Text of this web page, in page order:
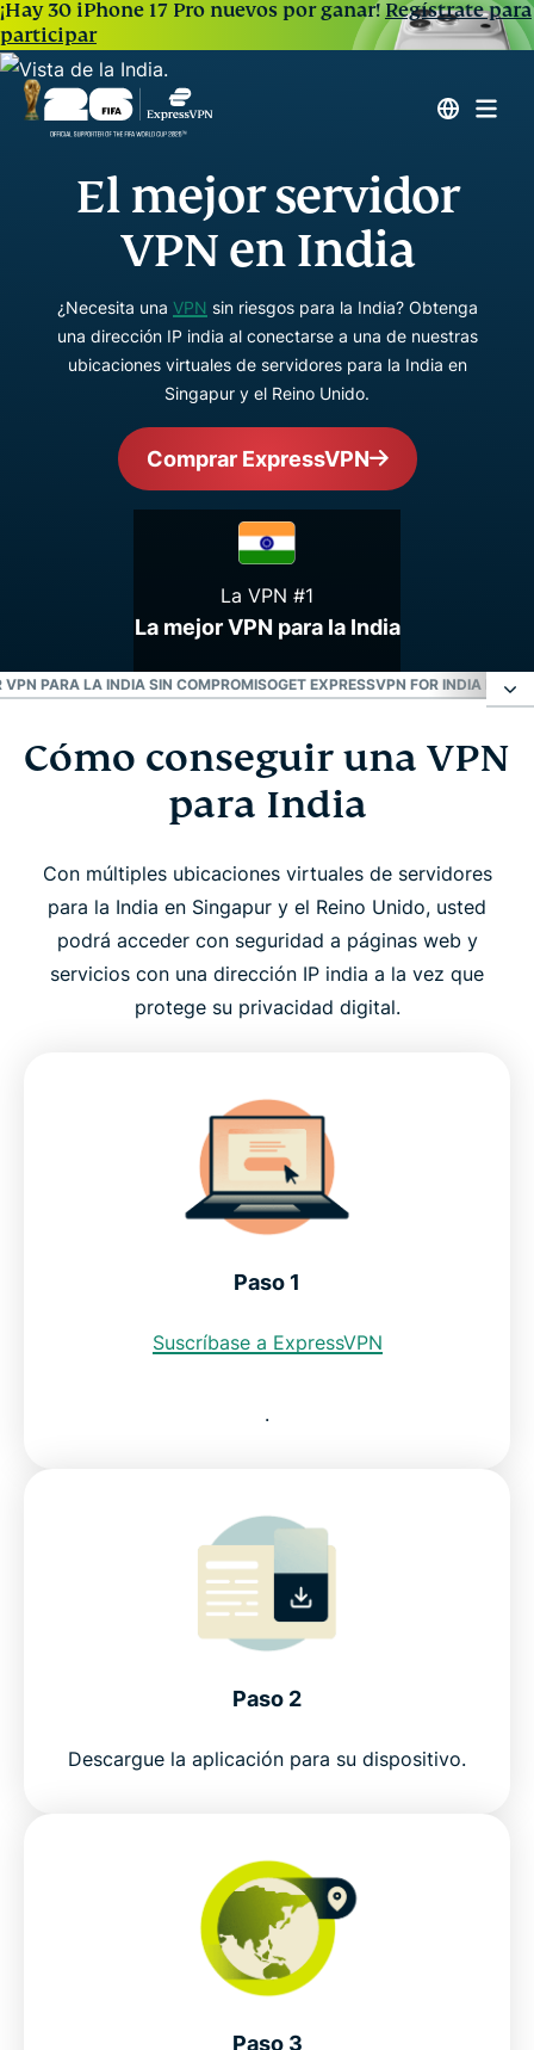
¡Hay 30 iPhone 17 Pro nuevos por ganar!Regístrate para
participar
El mejor servidor
VPN en India
¿Necesita una VPN sin riesgos para la India? Obtenga
una dirección IP india al conectarse a una de nuestras
ubicaciones virtuales de servidores para la India en
Singapur y el Reino Unido.
Comprar ExpressVPN
La VPN #1
La mejor VPN para la India
VPN PARA LA INDIA SIN COMPROMISOGET EXPRESSVPN FOR INDIA IN 3
Cómo conseguir una VPN para India
Servidores VPN para la India
¿Por qué utilizar una VPN en la India?
Descargue la mejor VPN para India
Restricciones de internet en la India
Vea por qué ExpressVPN es la mejor VPN para la
Preguntas frecuentes: VPN para India
Get ExpressVPN for India in 3 simple steps
Watch: How to set up ExpressVPN for India
Why use an India VPN?
Free India VPNs vs ExpressVPN
Connect to our virtual VPN servers for India
Popular VPN server locations for India users
Cómo conseguir una VPN
para India
Con múltiples ubicaciones virtuales de servidores
para la India en Singapur y el Reino Unido, usted
podrá acceder con seguridad a páginas web y
servicios con una dirección IP india a la vez que
protege su privacidad digital.
Paso 1
Suscríbase a ExpressVPN
.
Paso 2
Descargue la aplicación para su dispositivo.
Paso 3